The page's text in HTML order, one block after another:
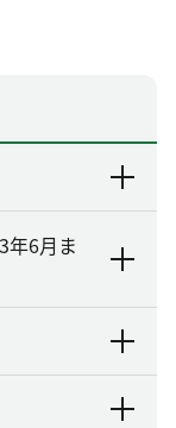
年6月ま